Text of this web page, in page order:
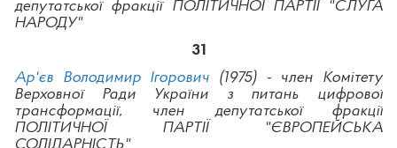
депутатської фракції ПОЛІТИЧНОЇ ПАРТІЇ "СЛУГА
НАРОДУ"
31
Ар'єв Володимир Ігорович (1975) - член Комітету
Верховної Ради України з питань цифрової
трансформації, член депутатської фракції
ПОЛІТИЧНОЇ ПАРТІЇ "ЄВРОПЕЙСЬКА